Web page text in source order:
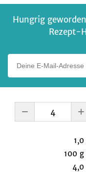
Hungrig
Rezept-
1,0
100 g
4,0